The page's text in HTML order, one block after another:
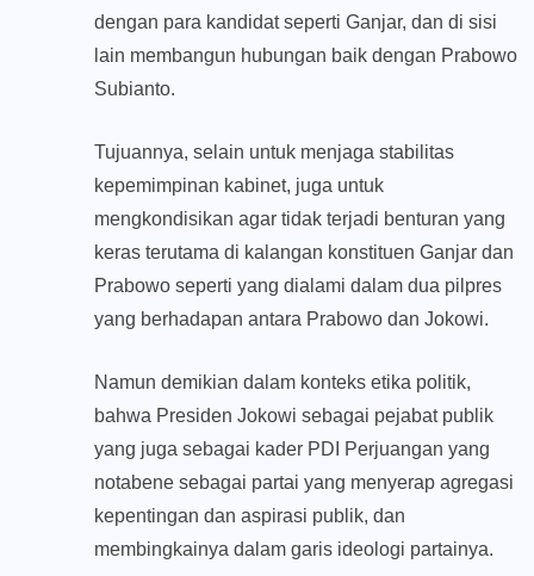
dengan para kandidat seperti Ganjar, dan di sisi
lain membangun hubungan baik dengan Prabowo
Subianto.
Tujuannya, selain untuk menjaga stabilitas
kepemimpinan kabinet, juga untuk
mengkondisikan agar tidak terjadi benturan yang
keras terutama di kalangan konstituen Ganjar dan
Prabowo seperti yang dialami dalam dua pilpres
yang berhadapan antara Prabowo dan Jokowi.
Namun demikian dalam konteks etika politik,
bahwa Presiden Jokowi sebagai pejabat publik
yang juga sebagai kader PDI Perjuangan yang
notabene sebagai partai yang menyerap agregasi
kepentingan dan aspirasi publik, dan
membingkainya dalam garis ideologi partainya.